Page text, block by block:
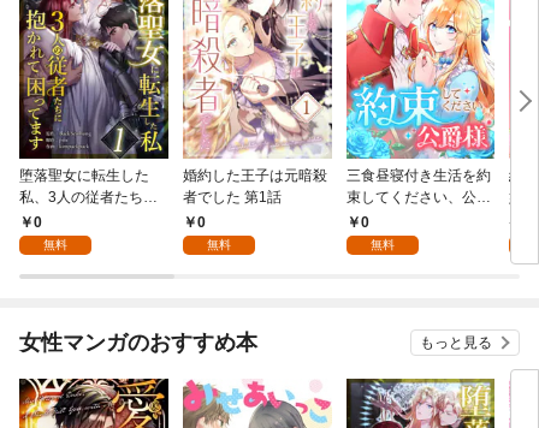
堕落聖女に転生した
私、3人の従者たちに
抱かれて困ってます 第
1話
0
無料
婚約した王子は元暗殺
者でした 第1話
0
無料
三食昼寝付き生活を約
束してください、公爵
様 1話
0
無料
絶
嬢
行
女性マンガのおすすめ本 もっと見る